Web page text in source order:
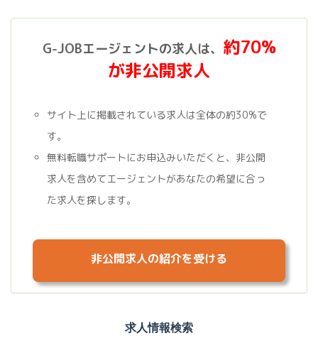
G-JOBエージェントの求人は、 約70%
が非公開求人
サイト上に掲載されている求人は全体の約30%で
す。
無料転職サポートにお申込みいただくと、非公開
求人を含めてエージェントがあなたの希望に合っ
た求人を探します。
非公開求人の紹介を受ける
求人情報検索